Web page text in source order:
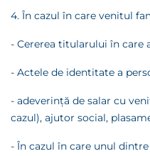
4. În cazul în care venitul
- Cererea titularului în care
- Actele de identitate a
- adeverinţă de salar cu
cazul), ajutor social,
- În cazul în care unul